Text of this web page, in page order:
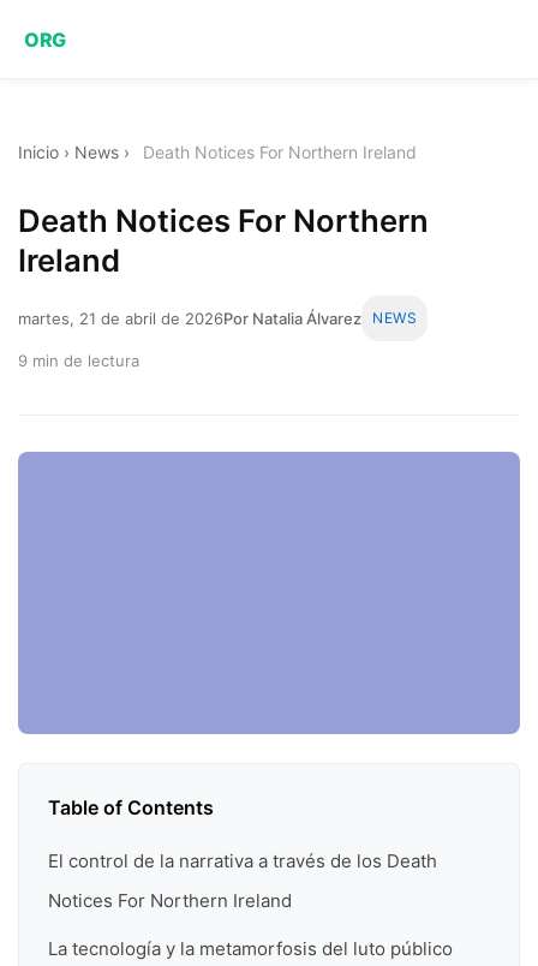
ORG
Inicio › News › Death Notices For Northern Ireland
Death Notices For Northern
Ireland
martes, 21 de abril de 2026Por Natalia Álvarez NEWS
9 min de lectura
Table of Contents
El control de la narrativa a través de los Death
Notices For Northern Ireland
La tecnología y la metamorfosis del luto público